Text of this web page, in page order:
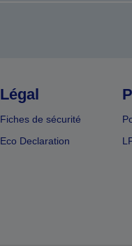
Légal
Fiches de sécurité
Eco Declaration